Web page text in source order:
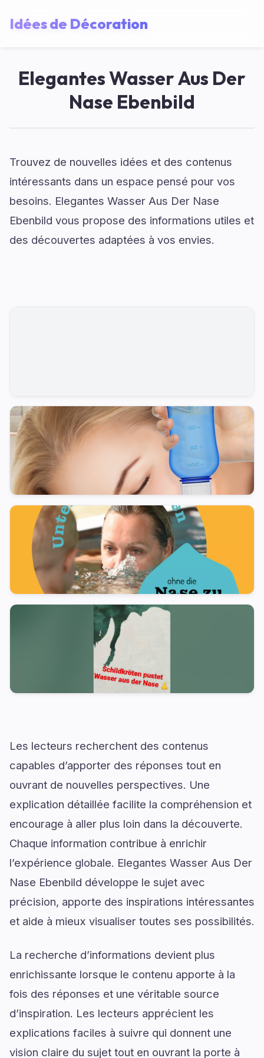
Idées de Décoration
Elegantes Wasser Aus Der
Nase Ebenbild
Trouvez de nouvelles idées et des contenus
intéressants dans un espace pensé pour vos
besoins. Elegantes Wasser Aus Der Nase
Ebenbild vous propose des informations utiles et
des découvertes adaptées à vos envies.
Les lecteurs recherchent des contenus
capables d’apporter des réponses tout en
ouvrant de nouvelles perspectives. Une
explication détaillée facilite la compréhension et
encourage à aller plus loin dans la découverte.
Chaque information contribue à enrichir
l’expérience globale. Elegantes Wasser Aus Der
Nase Ebenbild développe le sujet avec
précision, apporte des inspirations intéressantes
et aide à mieux visualiser toutes ses possibilités.
La recherche d’informations devient plus
enrichissante lorsque le contenu apporte à la
fois des réponses et une véritable source
d’inspiration. Les lecteurs apprécient les
explications faciles à suivre qui donnent une
vision claire du sujet tout en ouvrant la porte à